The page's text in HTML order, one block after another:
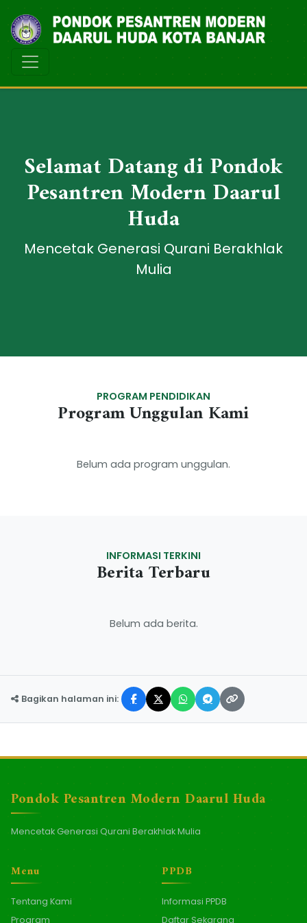
Selamat Datang di Pondok
Pesantren Modern Daarul
Huda
Mencetak Generasi Qurani Berakhlak
Mulia
PROGRAM PENDIDIKAN
Program Unggulan Kami
Belum ada program unggulan.
INFORMASI TERKINI
Berita Terbaru
Belum ada berita.
Bagikan halaman ini:
Pondok Pesantren Modern Daarul Huda
Mencetak Generasi Qurani Berakhlak Mulia
Menu
Tentang Kami
Program
PPDB
Informasi PPDB
Daftar Sekarang